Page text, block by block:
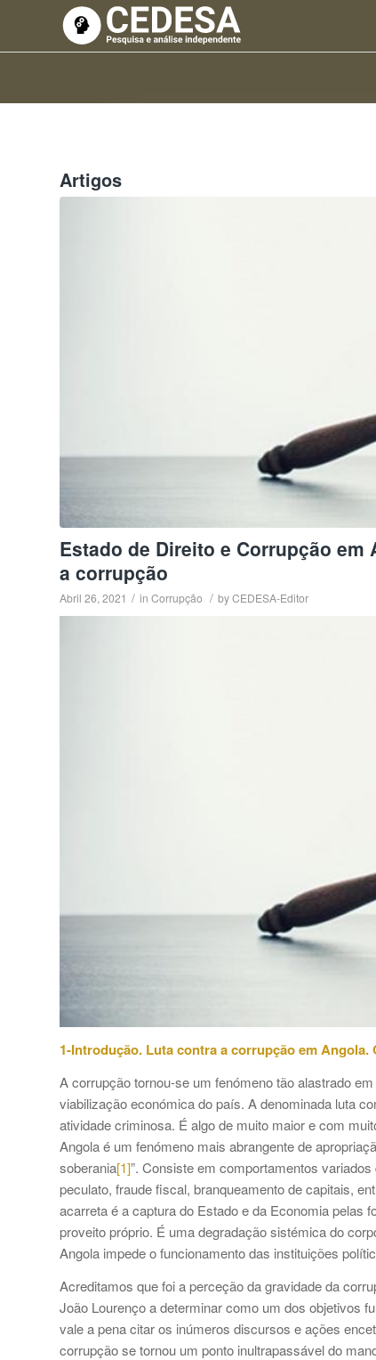
Artigos
Estado de Direito e Corrupção
a corrupção
Abril 26, 2021 / in Corrupção / byCEDESA-Editor
1-Introdução. Luta contra a corrupção em Angola.
A corrupção tornou-se um fenómeno tão alastrado
viabilização económica do país. A denominada luta
atividade criminosa. É algo de muito maior e com
Angola é um fenómeno mais abrangente de
soberania[1]”. Consiste em comportamentos
peculato, fraude fiscal, branqueamento de capitais,
acarreta é a captura do Estado e da Economia pelas
proveito próprio. É uma degradação sistémica do
Angola impede o funcionamento das instituições
Acreditamos que foi a perceção da gravidade da
João Lourenço a determinar como um dos objetivos
vale a pena citar os inúmeros discursos e ações
corrupção se tornou um ponto inultrapassável do